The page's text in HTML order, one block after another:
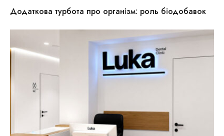
Додаткова турбота про організм: роль біодобавок